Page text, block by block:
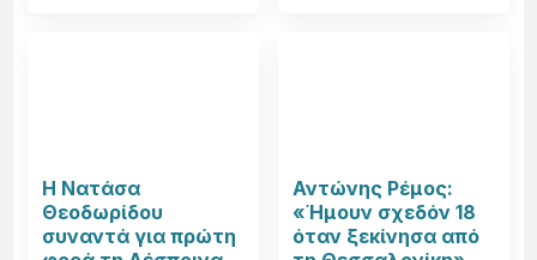
Η Νατάσα
Θεοδωρίδου
συναντά για πρώτη
Αντώνης Ρέμος:
«Ήμουν σχεδόν 18
όταν ξεκίνησα από